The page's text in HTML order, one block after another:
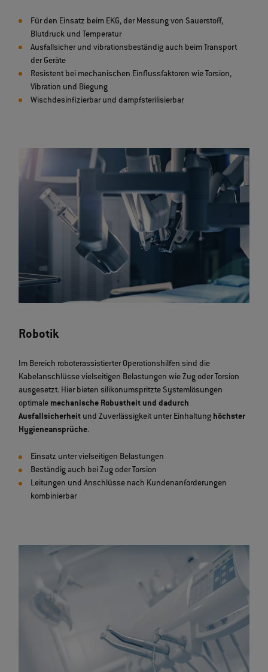
Für den Einsatz beim EKG, der Messung von Sauerstoff,
Blutdruck und Temperatur
Ausfallsicher und vibrationsbeständig auch beim Transport
der Geräte
Resistent bei mechanischen Einflussfaktoren wie Torsion,
Vibration und Biegung
Wischdesinfizierbar und dampfsterilisierbar
Robotik
Im Bereich roboterassistierter Operationshilfen sind die
Kabelanschlüsse vielseitigen Belastungen wie Zug oder Torsion
ausgesetzt. Hier bieten silikonumspritzte Systemlösungen
optimale mechanische Robustheit und dadurch
Ausfallsicherheit und Zuverlässigkeit unter Einhaltung höchster
Hygieneansprüche.
Einsatz unter vielseitigen Belastungen
Beständig auch bei Zug oder Torsion
Leitungen und Anschlüsse nach Kundenanforderungen
kombinierbar